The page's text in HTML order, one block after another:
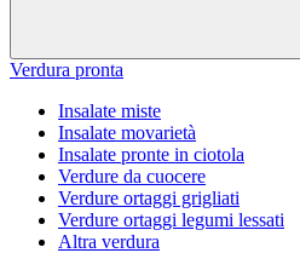
Verdura pronta
Insalate miste
Insalate movarietà
Insalate pronte in ciotola
Verdure da cuocere
Verdure ortaggi grigliati
Verdure ortaggi legumi lessati
Altra verdura